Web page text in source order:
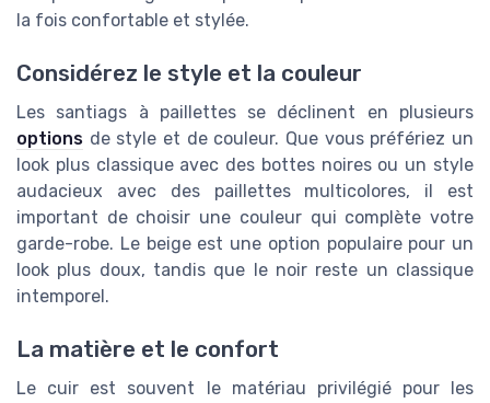
la fois confortable et stylée.
Considérez le style et la couleur
Les santiags à paillettes se déclinent en plusieurs
options de style et de couleur. Que vous préfériez un
look plus classique avec des bottes noires ou un style
audacieux avec des paillettes multicolores, il est
important de choisir une couleur qui complète votre
garde-robe. Le beige est une option populaire pour un
look plus doux, tandis que le noir reste un classique
intemporel.
La matière et le confort
Le cuir est souvent le matériau privilégié pour les